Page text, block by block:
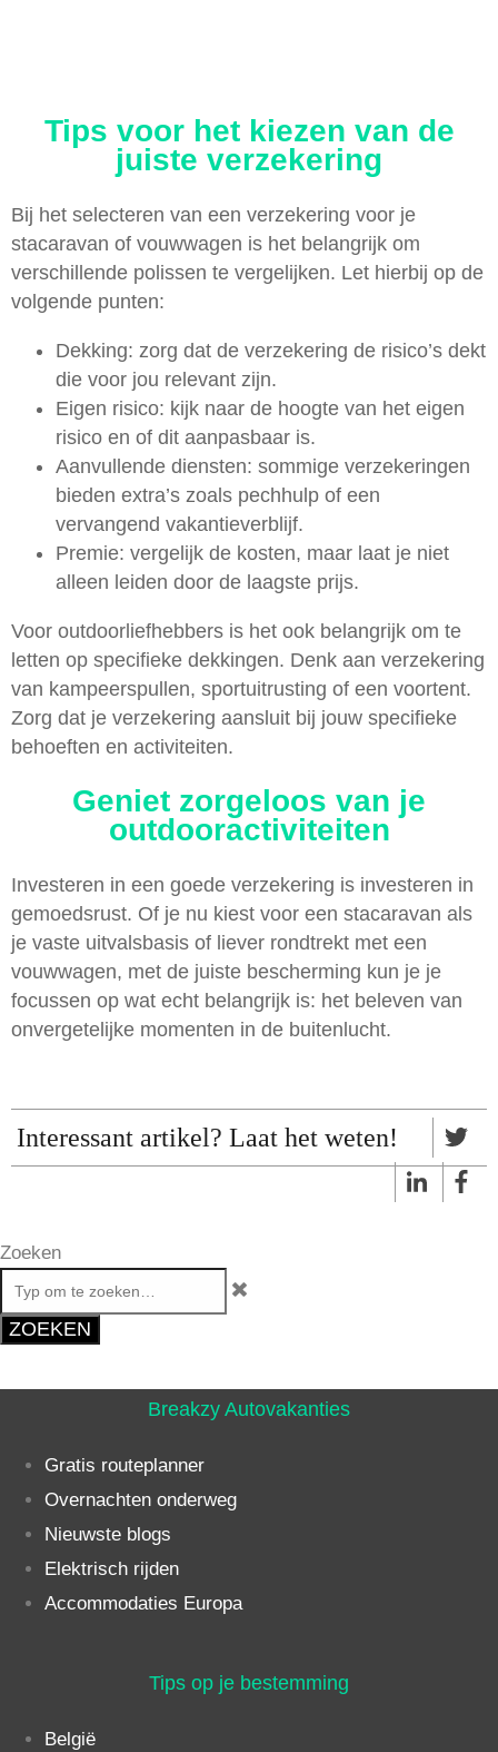
Tips voor het kiezen van de
juiste verzekering
Bij het selecteren van een verzekering voor je
stacaravan of vouwwagen is het belangrijk om
verschillende polissen te vergelijken. Let hierbij op de
volgende punten:
Dekking: zorg dat de verzekering de risico’s dekt
die voor jou relevant zijn.
Eigen risico: kijk naar de hoogte van het eigen
risico en of dit aanpasbaar is.
Aanvullende diensten: sommige verzekeringen
bieden extra’s zoals pechhulp of een
vervangend vakantieverblijf.
Premie: vergelijk de kosten, maar laat je niet
alleen leiden door de laagste prijs.
Voor outdoorliefhebbers is het ook belangrijk om te
letten op specifieke dekkingen. Denk aan verzekering
van kampeerspullen, sportuitrusting of een voortent.
Zorg dat je verzekering aansluit bij jouw specifieke
behoeften en activiteiten.
Geniet zorgeloos van je
outdooractiviteiten
Investeren in een goede verzekering is investeren in
gemoedsrust. Of je nu kiest voor een stacaravan als
je vaste uitvalsbasis of liever rondtrekt met een
vouwwagen, met de juiste bescherming kun je je
focussen op wat echt belangrijk is: het beleven van
onvergetelijke momenten in de buitenlucht.
Interessant artikel? Laat het weten!
Zoeken
ZOEKEN
Breakzy Autovakanties
Gratis routeplanner
Overnachten onderweg
Nieuwste blogs
Elektrisch rijden
Accommodaties Europa
Tips op je bestemming
België